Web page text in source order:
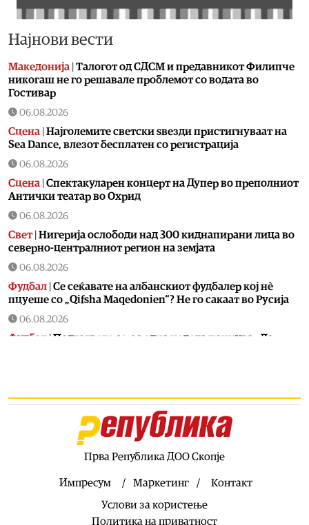
Најнови вести
Македонија Талогот од СДСМ и предавникот Филипче
никогаш не го решавале проблемот со водата во
Гостивар
06.08.2026
Сцена Најголемите светски ѕвезди пристигнуваат на
Sea Dance, влезот бесплатен со регистрација
06.08.2026
Сцена Спектакуларен концерт на Дупер во преполниот
Антички театар во Охрид
06.08.2026
Свет| Нигерија ослободи над 300 киднапирани лица во
северно-централниот регион на земјата
06.08.2026
Фудбал Се сеќавате на албанскиот фудбалер кој нѐ
пцуеше со „Qifsha Maqedonien“? Не го сакаат во Русија
06.08.2026
Фудбал |Подгответе се, за една недела почнува „Ла
најбрзорастечки во регионот
Околу 150.000 несакани реакции и над 100 смртни
случаи се поврзуваат со лековите за слабеење во
06.08.2026
Грција бара од ЕК проширување на примената
на клаузулата за отстапување и за енергетски проекти
Прва Република ДОО Скопје
Импресум Маркетинг
Контакт
Услови за користење
Политика на приватност